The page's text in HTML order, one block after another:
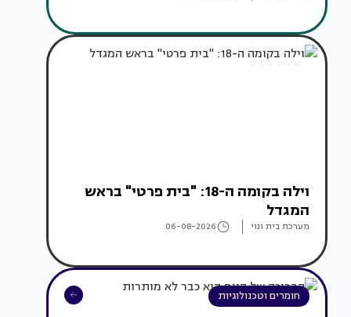
עיצוב בתים
וילה בקומה ה-18: "בית פרטי" בראש
המגדל
מערכת בית ונוי 06-08-2026
חומרים וטכנולוגיות